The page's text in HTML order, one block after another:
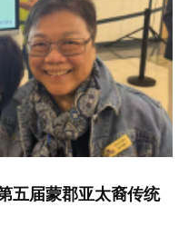
五届蒙郡亚太裔传统